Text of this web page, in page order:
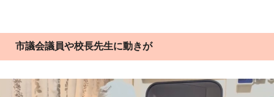
市議会議員や校長先生に動きが